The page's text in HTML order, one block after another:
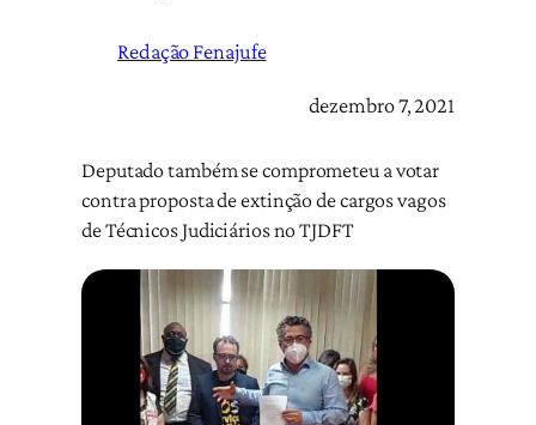
Redação Fenajufe
dezembro 7, 2021
Deputado também se comprometeu a votar
contra proposta de extinção de cargos vagos
de Técnicos Judiciários no TJDFT